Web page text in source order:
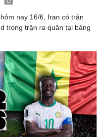
nay 16/6, Iran có trận
trong trận ra quân tại bảng